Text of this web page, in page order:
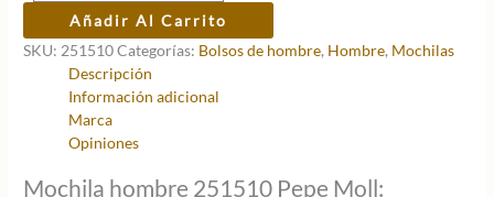
251510
Pepe
Moll
cantidad
Añadir Al Carrito
SKU: 251510Categorías: Bolsos de hombre, Hombre, Mochilas
Descripción
Información adicional
Marca
Opiniones
Mochila hombre 251510 Pepe Moll: